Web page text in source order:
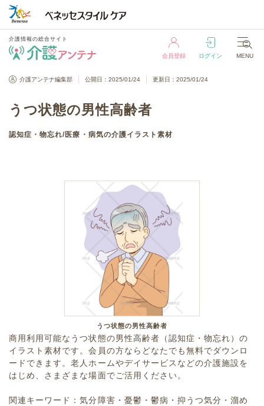
介護情報の総合サイト
会員登録 ログイン MENU
介護情報の総合サイト
介護アンテナ編集部 公開日：2025/01/24 更新日：2025/01/24
うつ状態の男性高齢者
認知症・物忘れ/医療・病気の介護イラスト素材
うつ状態の男性高齢者
商用利用可能なうつ状態の男性高齢者（認知症・物忘れ）の
イラスト素材です。会員の方ならどなたでも無料でダウンロ
ードできます。老人ホームやデイサービスなどの介護施設を
はじめ、さまざまな場面でご活用ください。
関連キーワード：気分障害・憂鬱・鬱病・抑うつ気分・溜め